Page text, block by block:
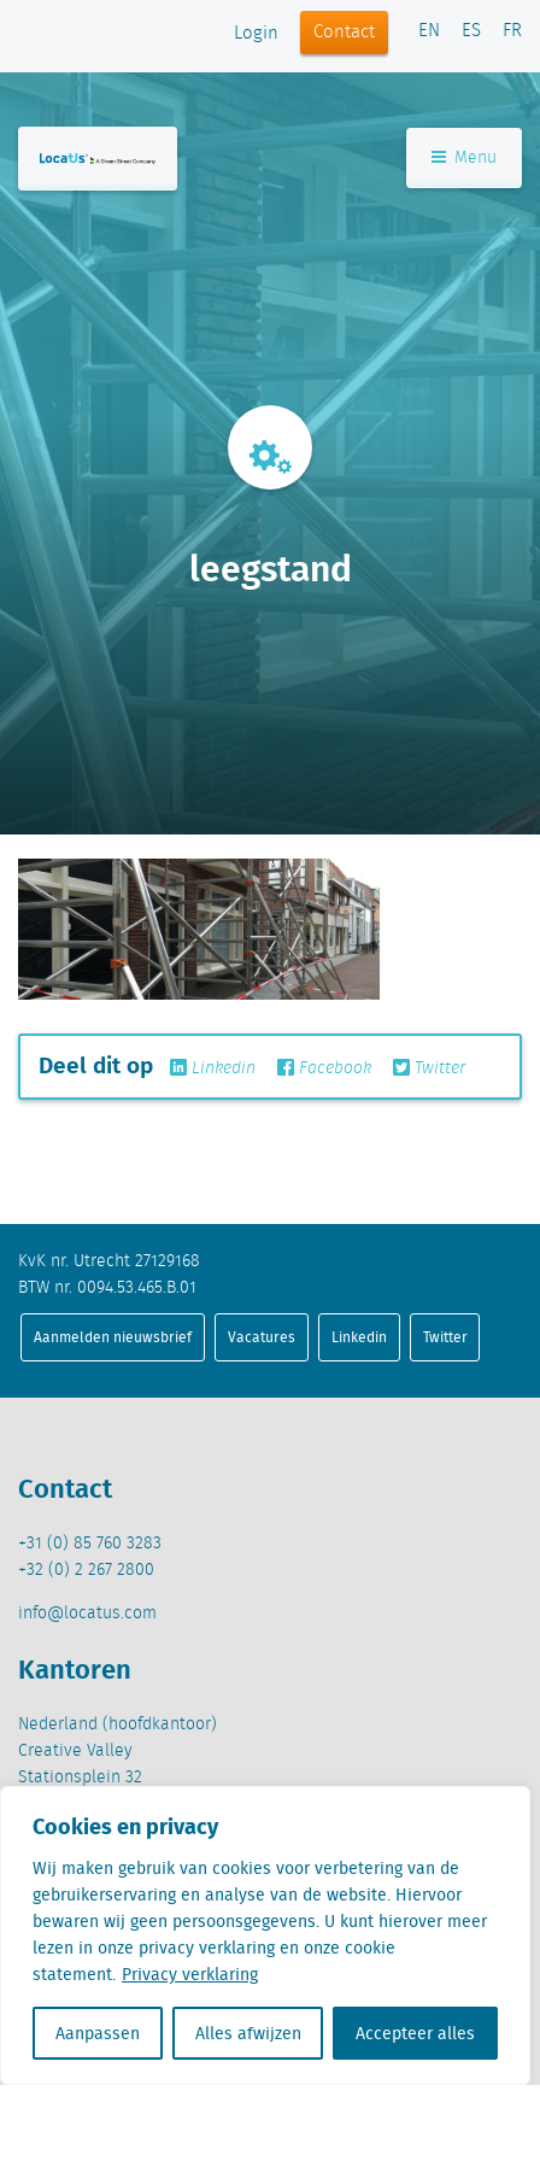
Cookies en privacy
Wij maken gebruik van cookies voor verbetering van de
gebruikerservaring en analyse van de website. Hiervoor
bewaren wij geen persoonsgegevens. U kunt hierover meer
lezen in onze privacy verklaring en onze cookie
statement. Privacy verklaring
Aanpassen Alles afwijzen Accepteer alles
Login Contact EN ES FR
Menu
leegstand
Deel dit op Linkedin Facebook Twitter
KvK nr. Utrecht 27129168
BTW nr. 0094.53.465.B.01
Aanmelden nieuwsbrief Vacatures Linkedin Twitter
Contact
+31 (0) 85 760 3283
+32 (0) 2 267 2800
info@locatus.com
Kantoren
Nederland (hoofdkantoor)
Creative Valley
Stationsplein 32
Cantersteen 47
1000 Brussel